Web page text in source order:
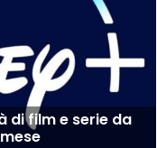
di film e serie da